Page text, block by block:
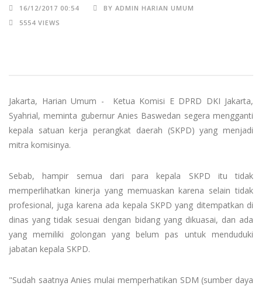
16/12/2017 00:54
BY ADMIN HARIAN UMUM
5554 VIEWS
Jakarta, Harian Umum - Ketua Komisi E DPRD DKI Jakarta,
Syahrial, meminta gubernur Anies Baswedan segera mengganti
kepala satuan kerja perangkat daerah (SKPD) yang menjadi
mitra komisinya.
Sebab, hampir semua dari para kepala SKPD itu tidak
memperlihatkan kinerja yang memuaskan karena selain tidak
profesional, juga karena ada kepala SKPD yang ditempatkan di
dinas yang tidak sesuai dengan bidang yang dikuasai, dan ada
yang memiliki golongan yang belum pas untuk menduduki
jabatan kepala SKPD.
"Sudah saatnya Anies mulai memperhatikan SDM (sumber daya